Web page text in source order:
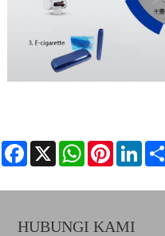
Facebook
X WhatsAppPinterest
HUBUNGI KAMI